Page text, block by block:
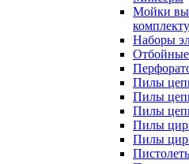
Мойки
Наборы
Пилы
Пилы
Пилы
Пилы
Пилы